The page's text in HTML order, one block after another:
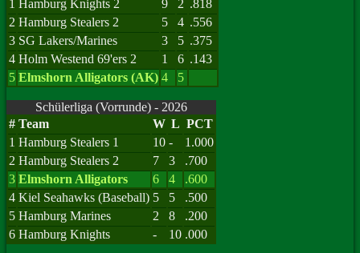
1 Hamburg Knights 2 9 2 .818
2 Hamburg Stealers 2 5 4 .556
3 SG Lakers/Marines 3 5 .375
4 Holm Westend 69'ers 2 1 6 .143
5 Elmshorn Alligators (AK) 4 5
Schülerliga (Vorrunde) - 2026
# Team W L PCT
1 Hamburg Stealers 1 10 -
1.000
2 Hamburg Stealers 2 7 3
.700
3 Elmshorn Alligators 6 4
.600
4 Kiel Seahawks (Baseball) 5 5
.500
5 Hamburg Marines 2 8
.200
6 Hamburg Knights - 10 .000